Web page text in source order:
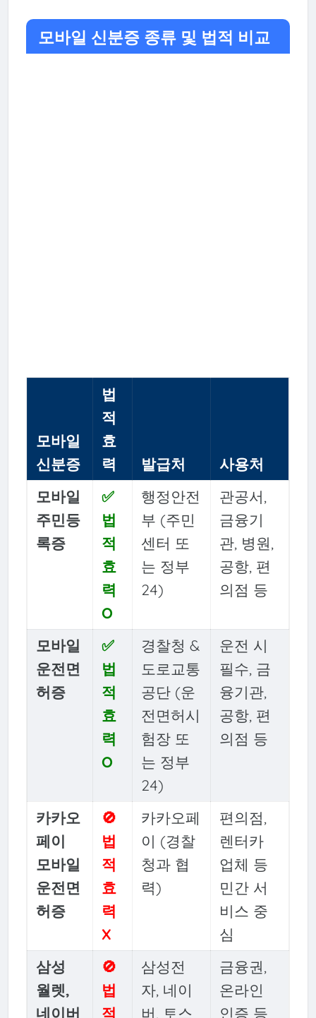
모바일 신분증 종류 및 법적 비교
모바일
신분증
법
적
효
력
발급처
사용처
모바일
주민등
록증
✅
법
적
효
력
O
행정안전
부 (주민
센터 또
는 정부
24)
관공서,
금융기
관, 병원,
공항, 편
의점 등
모바일
운전면
허증
✅
법
적
효
력
O
경찰청 &
도로교통
공단 (운
전면허시
험장 또
는 정부
24)
운전 시
필수, 금
융기관,
공항, 편
의점 등
카카오
페이
모바일
운전면
허증
🚫
법
적
효
력
X
카카오페
이 (경찰
청과 협
력)
편의점,
렌터카
업체 등
민간 서
비스 중
심
삼성
월렛,
네이버
🚫
법
적
삼성전
자, 네이
버, 토스
금융권,
온라인
인증 등